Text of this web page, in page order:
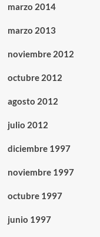
marzo 2014
marzo 2013
noviembre 2012
octubre 2012
agosto 2012
julio 2012
diciembre 1997
noviembre 1997
octubre 1997
junio 1997